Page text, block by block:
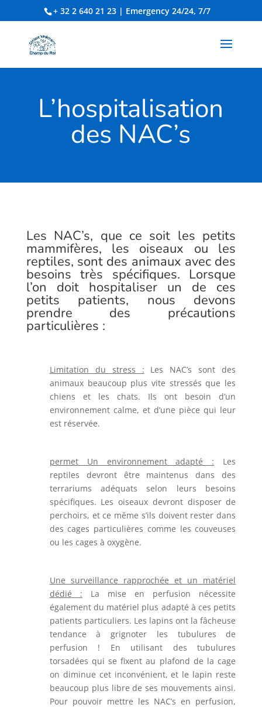
+ 32 2 640 21 23| Emergency 24/24, 7/7
L’hospitalisation
des NAC’s
Les NAC’s, que ce soit les petits
mammifères, les oiseaux ou les
reptiles, sont des animaux avec des
besoins très spécifiques. Lorsque
l’on doit hospitaliser un de ces
petits patients, nous devons
prendre des précautions
particulières :
Limitation du stress : Les NAC’s sont des
animaux beaucoup plus vite stressés que les
chiens et les chats. Ils ont besoin d’un
environnement calme, et d’une pièce qui leur
est réservée.
permet Un environnement adapté : Les
reptiles devront être maintenus dans des
terrariums adéquats selon leurs besoins
spécifiques. Les oiseaux devront disposer de
perchoirs, et ce même s’ils doivent rester dans
des cages particulières comme les couveuses
ou les cages à oxygène.
Une surveillance rapprochée et un matériel
dédié : La mise en perfusion nécessite
également du matériel plus adapté à ces petits
patients particuliers. Les lapins ont la fâcheuse
tendance à grignoter les tubulures de
perfusion ! En utilisant des tubulures
torsadées qui se fixent au plafond de la cage
on diminue cet inconvénient, et le lapin reste
beaucoup plus libre de ses mouvements ainsi.
Pour pouvoir mettre les NAC’s en perfusion,